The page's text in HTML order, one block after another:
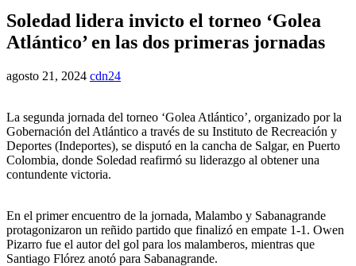
Soledad lidera invicto el torneo ‘Golea
Atlántico’ en las dos primeras jornadas
agosto 21, 2024 cdn24
La segunda jornada del torneo ‘Golea Atlántico’, organizado por la
Gobernación del Atlántico a través de su Instituto de Recreación y
Deportes (Indeportes), se disputó en la cancha de Salgar, en Puerto
Colombia, donde Soledad reafirmó su liderazgo al obtener una
contundente victoria.
En el primer encuentro de la jornada, Malambo y Sabanagrande
protagonizaron un reñido partido que finalizó en empate 1-1. Owen
Pizarro fue el autor del gol para los malamberos, mientras que
Santiago Flórez anotó para Sabanagrande.